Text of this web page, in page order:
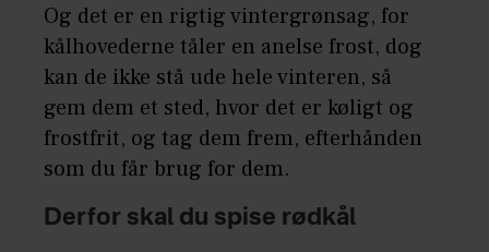
Og det er en rigtig vintergrønsag, for
kålhovederne tåler en anelse frost, dog
kan de ikke stå ude hele vinteren, så
gem dem et sted, hvor det er køligt og
frostfrit, og tag dem frem, efterhånden
som du får brug for dem.
Derfor skal du spise rødkål